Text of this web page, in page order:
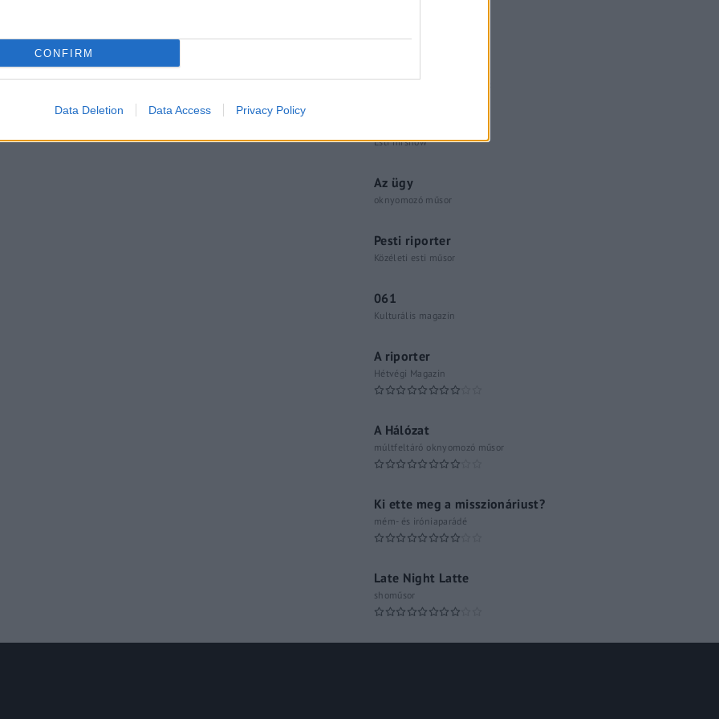
CONFIRM
Data Deletion Data Access Privacy Policy
Gergővel
talk-show
Hópelyhek olvadása
Esti hírshow
Az ügy
oknyomozó műsor
Pesti riporter
Közéleti esti műsor
061
Kulturális magazin
A riporter
Hétvégi Magazin
A Hálózat
múltfeltáró oknyomozó műsor
Ki ette meg a misszionáriust?
mém- és iróniaparádé
Late Night Latte
shoműsor